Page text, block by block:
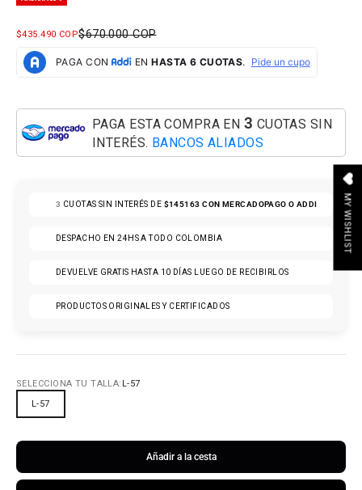
PRECIO DE OFERTA
$435.490 COPPRECIO NORMAL
$670.000 COP
PAGA ESTA COMPRA EN 3 CUOTAS SIN
INTERÉS. BANCOS ALIADOS
3 CUOTAS SIN INTERÉS DE $145163CON MERCADOPAGO O ADDI
DESPACHO EN 24HS A TODO COLOMBIA
DEVUELVE GRATIS HASTA 10 DÍAS LUEGO DE RECIBIRLOS
PRODUCTOS ORIGINALES Y CERTIFICADOS
SELECCIONA TU TALLA: L-57
L-57
Añadir a la cesta
MY WISHLIST